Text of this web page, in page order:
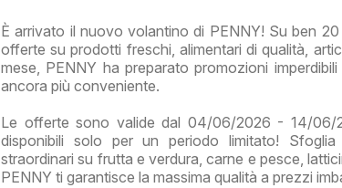
È arrivato il nuovo volantino di PENNY! Su ben 20
offerte su prodotti freschi, alimentari di qualità,
mese, PENNY ha preparato promozioni
ancora più conveniente.
Le offerte sono valide dal 04/06/2026 - 14/06/
disponibili solo per un periodo limitato!
straordinari su frutta e verdura, carne e pesce,
PENNY ti garantisce la massima qualità a prezzi